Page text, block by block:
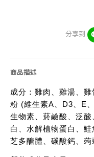
分享到
商品描述
成分：雞肉、雞湯、
粉 (維生素A、D3、E
生物素、菸鹼酸、泛
白、水解植物蛋白、
芝多醣體、碳酸鈣、